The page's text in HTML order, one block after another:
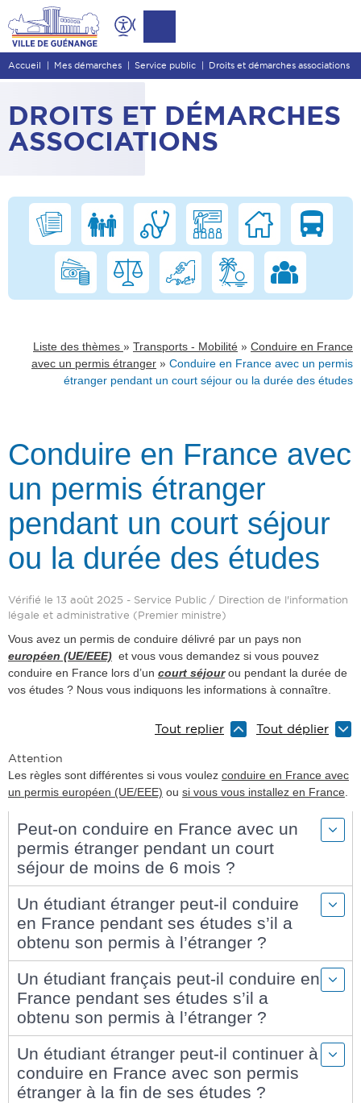
Contenu
Entête de page
Menu principal
Pied de page
Accueil Mes démarches Service public Droits et démarches associations
DROITS ET DÉMARCHES
ASSOCIATIONS
Liste des thèmes » Transports - Mobilité » Conduire en France
avec un permis étranger » Conduire en France avec un permis
étranger pendant un court séjour ou la durée des études
Conduire en France avec
un permis étranger
pendant un court séjour
ou la durée des études
Vérifié le 13 août 2025 - Service Public / Direction de l'information
légale et administrative (Premier ministre)
Vous avez un permis de conduire délivré par un pays non
européen (UE/EEE) et vous vous demandez si vous pouvez
conduire en France lors d’un court séjourou pendant la durée de
vos études ? Nous vous indiquons les informations à connaître.
Tout replier
Tout déplier
Attention
Les règles sont différentes si vous voulez conduire en France avec
un permis européen (UE/EEE) ou si vous vous installez en France
Peut-on conduire en France avec un
permis étranger pendant un court
séjour de moins de 6 mois ?
Un étudiant étranger peut-il conduire
en France pendant ses études s’il a
obtenu son permis à l’étranger ?
Un étudiant français peut-il conduire en
France pendant ses études s’il a
obtenu son permis à l’étranger ?
Un étudiant étranger peut-il continuer à
conduire en France avec son permis
étranger à la fin de ses études ?